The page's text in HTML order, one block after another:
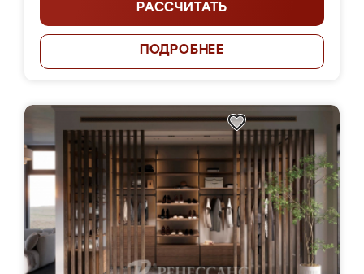
РАССЧИТАТЬ
ПОДРОБНЕЕ